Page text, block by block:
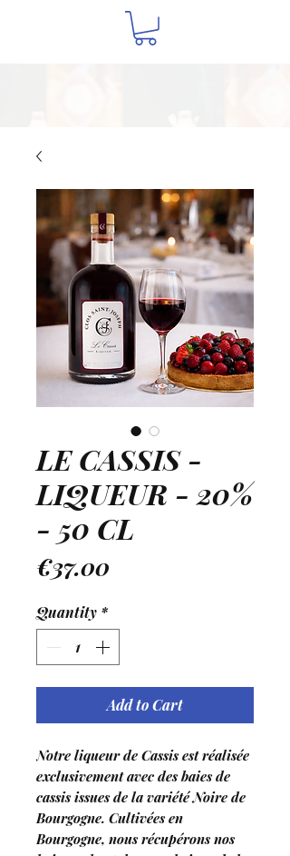
LE CASSIS -
LIQUEUR - 20%
- 50 CL
€37.00
Quantity *
Add to Cart
Notre liqueur de Cassis est réalisée
exclusivement avec des baies de
cassis issues de la variété Noire de
Bourgogne. Cultivées en
Bourgogne, nous récupérons nos